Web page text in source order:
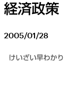
経済政策
2005/01/28
けいざい早わかり